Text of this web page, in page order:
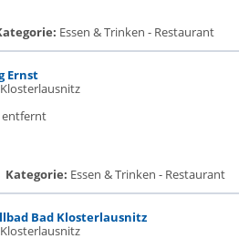
Essen & Trinken - Restaurant
Ernst
entfernt
Kategorie: Essen & Trinken - Restaurant
Bad Klosterlausnitz